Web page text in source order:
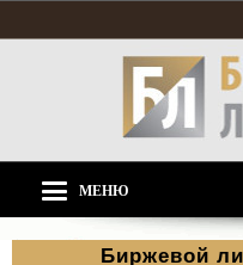
МЕНЮ
Биржевой